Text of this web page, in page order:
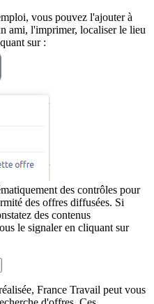
vous pouvez l'ajouter à
ami, l'imprimer, localiser le lieu
sur :
des contrôles pour
des offres diffusées. Si
des contenus
le signaler en cliquant sur
France Travail peut vous